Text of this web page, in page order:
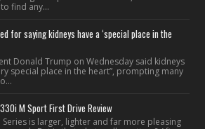
find any...
for saying kidneys have a ‘special place in the
Donald Trump on Wednesday said kidneys
special place in the heart”, prompting many
M Sport First Drive Review
Series is larger, lighter and far more pleasing